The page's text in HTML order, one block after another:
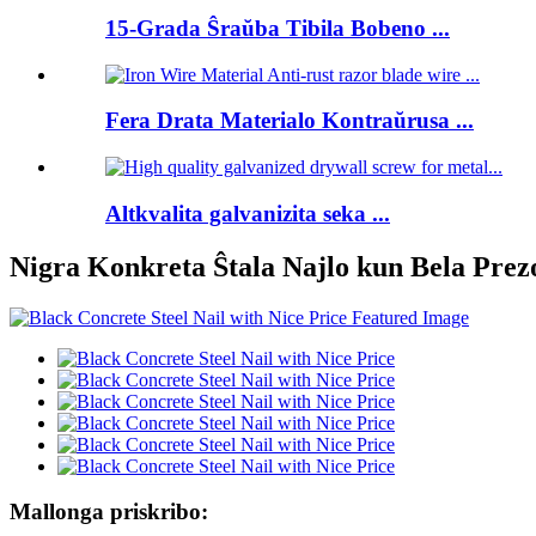
15-Grada Ŝraŭba Tibila Bobeno ...
Fera Drata Materialo Kontraŭrusa ...
Altkvalita galvanizita seka ...
Nigra Konkreta Ŝtala Najlo kun Bela
Mallonga priskribo: